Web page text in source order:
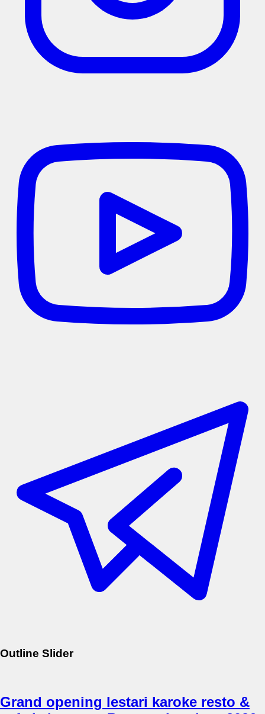
Outline Slider
Grand opening lestari karoke resto &